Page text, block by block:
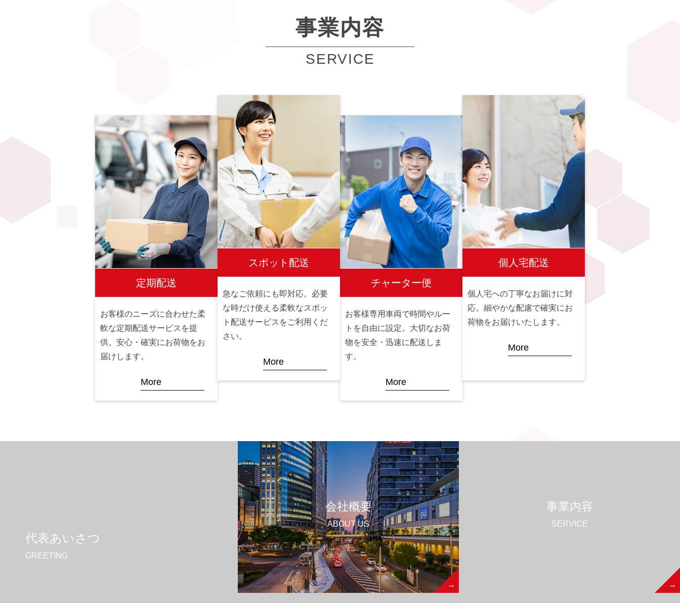
事業内容
SERVICE
定期配送
お客様のニーズに合わせた柔
軟な定期配送サービスを提
供。安心・確実にお荷物をお
届けします。
More
スポット配送
急なご依頼にも即対応。必要
な時だけ使える柔軟なスポッ
ト配送サービスをご利用くだ
さい。
More
チャーター便
お客様専用車両で時間やルー
トを自由に設定。大切なお荷
物を安全・迅速に配送しま
す。
More
個人宅配送
個人宅への丁寧なお届けに対
応。細やかな配慮で確実にお
荷物をお届けいたします。
More
代表あいさつ
GREETING
会社概要
ABOUT US
→
事業内容
SERVICE
→